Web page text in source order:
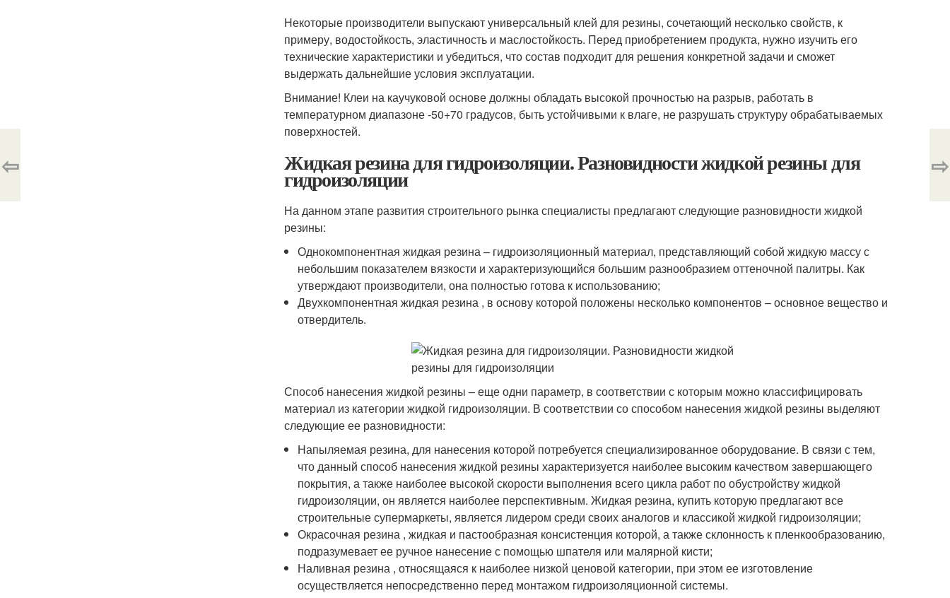
Некоторые производители выпускают универсальный клей для резины, сочетающий несколько свойств, к
примеру, водостойкость, эластичность и маслостойкость. Перед приобретением продукта, нужно изучить его
технические характеристики и убедиться, что состав подходит для решения конкретной задачи и сможет
выдержать дальнейшие условия эксплуатации.
Внимание! Клеи на каучуковой основе должны обладать высокой прочностью на разрыв, работать в
температурном диапазоне -50+70 градусов, быть устойчивыми к влаге, не разрушать структуру обрабатываемых
поверхностей.
Жидкая резина для гидроизоляции. Разновидности жидкой резины для
гидроизоляции
На данном этапе развития строительного рынка специалисты предлагают следующие разновидности жидкой
резины:
Однокомпонентная жидкая резина – гидроизоляционный материал, представляющий собой жидкую массу с
небольшим показателем вязкости и характеризующийся большим разнообразием оттеночной палитры. Как
утверждают производители, она полностью готова к использованию;
Двухкомпонентная жидкая резина , в основу которой положены несколько компонентов – основное вещество и
отвердитель.
Способ нанесения жидкой резины – еще одни параметр, в соответствии с которым можно классифицировать
материал из категории жидкой гидроизоляции. В соответствии со способом нанесения жидкой резины выделяют
следующие ее разновидности:
Напыляемая резина, для нанесения которой потребуется специализированное оборудование. В связи с тем,
что данный способ нанесения жидкой резины характеризуется наиболее высоким качеством завершающего
покрытия, а также наиболее высокой скорости выполнения всего цикла работ по обустройству жидкой
гидроизоляции, он является наиболее перспективным. Жидкая резина, купить которую предлагают все
строительные супермаркеты, является лидером среди своих аналогов и классикой жидкой гидроизоляции;
Окрасочная резина , жидкая и пастообразная консистенция которой, а также склонность к пленкообразованию,
подразумевает ее ручное нанесение с помощью шпателя или малярной кисти;
Наливная резина , относящаяся к наиболее низкой ценовой категории, при этом ее изготовление
осуществляется непосредственно перед монтажом гидроизоляционной системы.
⇦ ⇨